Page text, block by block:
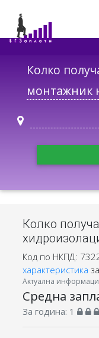
Колко
Колко
Код по НКПД:
характеристика
Актуална
Средна
За година: 1